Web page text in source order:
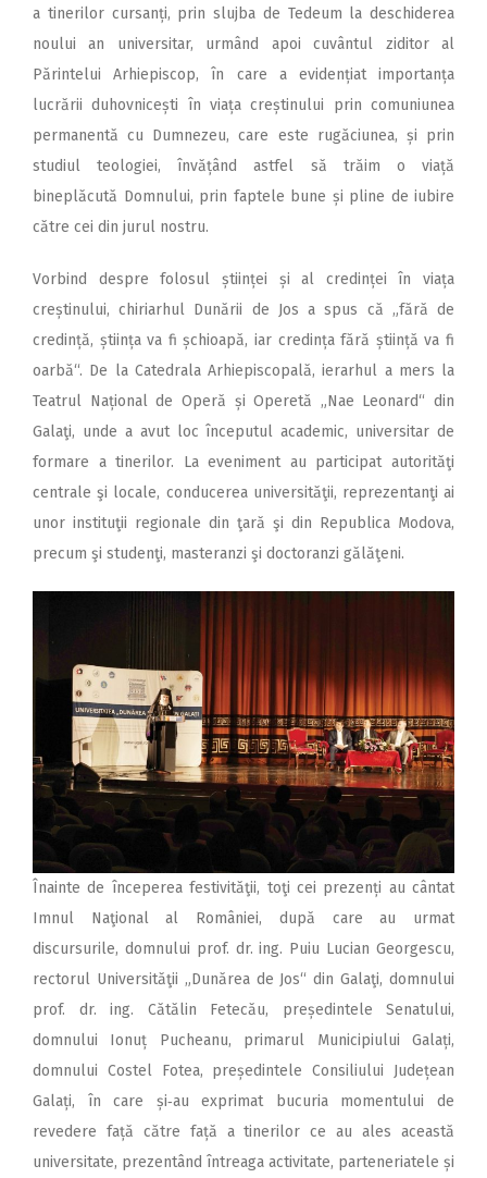
a tinerilor cursanți, prin slujba de Tedeum la deschiderea
noului an universitar, urmând apoi cuvântul ziditor al
Părintelui Arhiepiscop, în care a evidențiat importanța
lucrării duhovnicești în viața creștinului prin comuniunea
permanentă cu Dumnezeu, care este rugăciunea, și prin
studiul teologiei, învățând astfel să trăim o viață
bineplăcută Domnului, prin faptele bune și pline de iubire
către cei din jurul nostru.
Vorbind despre folosul științei și al credinței în viața
creștinului, chiriarhul Dunării de Jos a spus că „fără de
credință, știința va fi șchioapă, iar credința fără știință va fi
oarbă“. De la Catedrala Arhiepiscopală, ierarhul a mers la
Teatrul Național de Operă și Operetă „Nae Leonard“ din
Galaţi, unde a avut loc începutul academic, universitar de
formare a tinerilor. La eveniment au participat autorităţi
centrale şi locale, conducerea universităţii, reprezentanţi ai
unor instituţii regionale din ţară şi din Republica Modova,
precum şi studenţi, masteranzi şi doctoranzi gălăţeni.
Înainte de începerea festivităţii, toţi cei prezenți au cântat
Imnul Naţional al României, după care au urmat
discursurile, domnului prof. dr. ing. Puiu Lucian Georgescu,
rectorul Universităţii „Dunărea de Jos“ din Galaţi, domnului
prof. dr. ing. Cătălin Fetecău, președintele Senatului,
domnului Ionuț Pucheanu, primarul Municipiului Galați,
domnului Costel Fotea, președintele Consiliului Județean
Galați, în care și‑au exprimat bucuria momentului de
revedere față către față a tinerilor ce au ales această
universitate, prezentând întreaga activitate, parteneriatele și